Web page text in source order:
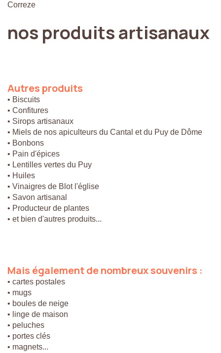
Correze
nos produitsartisanaux
Autres produits
• Biscuits
• Confitures
• Sirops artisanaux
• Miels de nos apiculteurs du Cantal et du Puy de Dôme
• Bonbons
• Pain d'épices
• Lentilles vertes du Puy
• Huiles
• Vinaigres de Blot l'église
• Savon artisanal
• Producteur de plantes
• et bien d'autres produits...
Mais égalementdenombreuxsouvenirs :
• cartes postales
• mugs
• boules de neige
• linge de maison
• peluches
• portes clés
• magnets...